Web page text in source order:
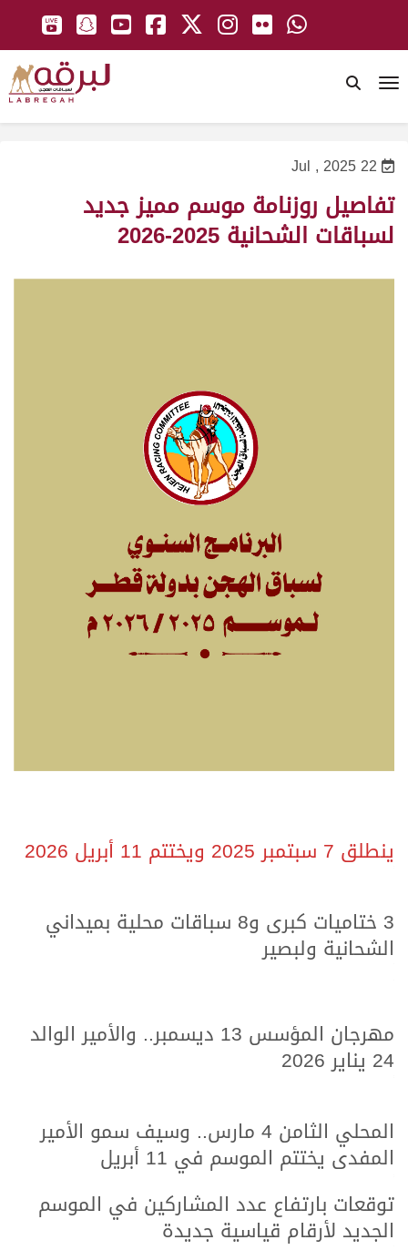
22 Jul , 2025
تفاصيل روزنامة موسم مميز جديد
لسباقات الشحانية 2025-2026
ينطلق 7 سبتمبر 2025 ويختتم 11 أبريل 2026
3 ختاميات كبرى و8 سباقات محلية بميداني
الشحانية ولبصير
مهرجان المؤسس 13 ديسمبر.. والأمير الوالد
24 يناير 2026
المحلي الثامن 4 مارس.. وسيف سمو الأمير
المفدى يختتم الموسم في 11 أبريل
توقعات بارتفاع عدد المشاركين في الموسم
الجديد لأرقام قياسية جديدة